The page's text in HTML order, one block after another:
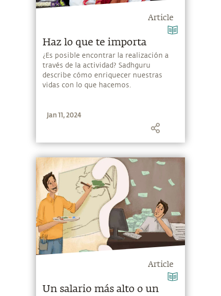
Article
Haz lo que te importa
¿Es posible encontrar la realización a
través de la actividad? Sadhguru
describe cómo enriquecer nuestras
vidas con lo que hacemos.
Jan 11, 2024
Article
Un salario más alto o un